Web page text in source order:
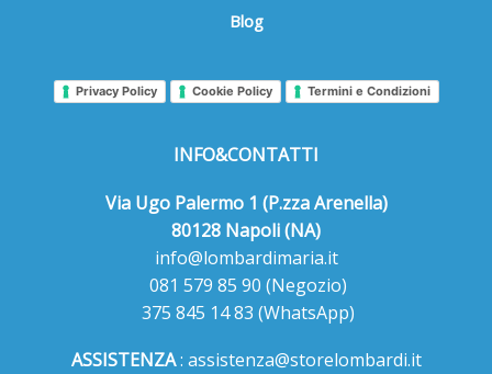
Blog
Privacy Policy Cookie Policy Termini e Condizioni
INFO&CONTATTI
Via Ugo Palermo 1 (P.zza Arenella)
80128 Napoli (NA)
info@lombardimaria.it
081 579 85 90 (Negozio)
375 845 14 83 (WhatsApp)
ASSISTENZA: assistenza@storelombardi.it